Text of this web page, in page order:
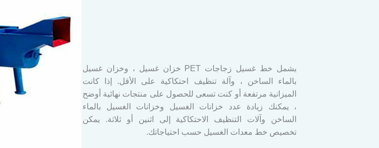
يشمل خط غسيل زجاجات PET خزان غسيل ، وخزان غسيل
بالماء الساخن ، وآلة تنظيف احتكاكية على الأقل. إذا كانت
الميزانية مرتفعة أو كنت تسعى للحصول على منتجات نهائية أوضح
، يمكنك زيادة عدد خزانات الغسيل وخزانات الغسيل بالماء
الساخن وآلات التنظيف الاحتكاكية إلى اثنين أو ثلاثة. يمكن
تخصيص خط معدات الغسيل حسب احتياجاتك.